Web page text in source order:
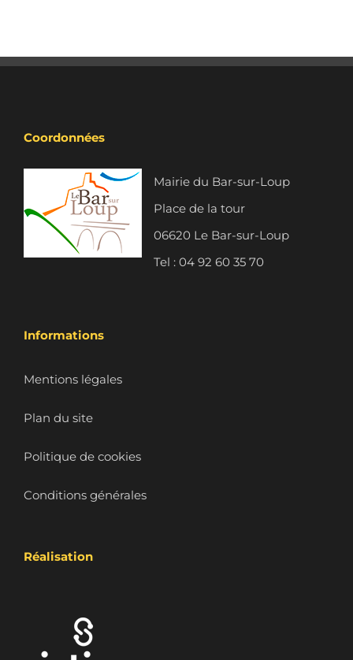
Coordonnées
Mairie du Bar-sur-Loup
Place de la tour
06620 Le Bar-sur-Loup
Tel : 04 92 60 35 70
Informations
Mentions légales
Plan du site
Politique de cookies
Conditions générales
Réalisation